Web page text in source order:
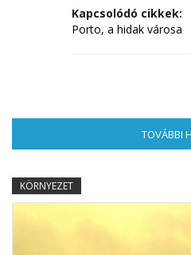
Kapcsolódó cikkek:
Porto, a hidak városa
TOVÁBBI
KÖRNYEZET